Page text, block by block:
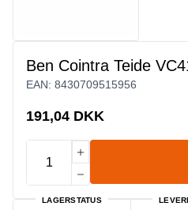
Ben Cointra Teide
EAN: 8430709515956
191,04 DKK
LAGERSTATUS